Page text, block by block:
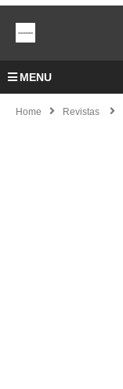
MENU
Home Revistas